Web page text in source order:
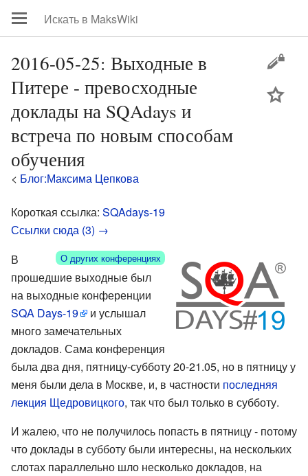
2016-05-25: Выходные в
Питере - превосходные
доклады на SQAdays и
встреча по новым способам
обучения
< Блог:Максима Цепкова
Короткая ссылка: SQAdays-19
Ссылки сюда (3) →
О других конференциях
В
прошедшие выходные был
на выходные конференции
SQA Days-19
и услышал
много замечательных
докладов. Сама конференция
была два дня, пятницу-субботу 20-21.05, но в пятницу у
меня были дела в Москве, и, в частности последняя
лекция Щедровицкого, так что был только в субботу.
И жалею, что не получилось попасть в пятницу - потому
что доклады в субботу были интересны, на нескольких
слотах параллельно шло несколько докладов, на